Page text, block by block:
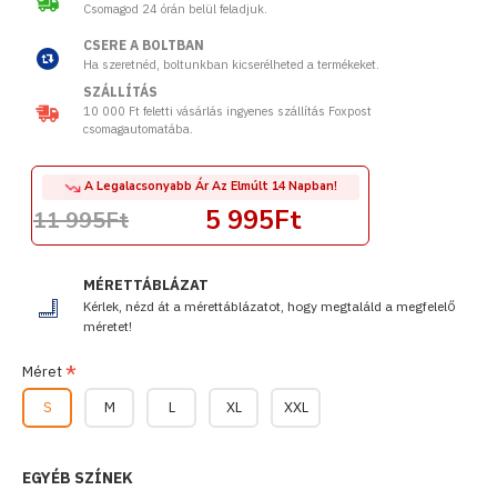
MÉRETTÁBLÁZAT
Kérlek, nézd át a mérettáblázatot, hogy megtaláld a megfelelő
méretet!
5 995Ft
A Legalacsonyabb Ár Az Elmúlt 14 Napban!
11 995Ft
Méret
S
M L XL XXL
EGYÉB SZÍNEK
Csomagod 24 órán belül feladjuk.
CSERE A BOLTBAN
Ha szeretnéd, boltunkban kicserélheted a termékeket.
SZÁLLÍTÁS
10 000 Ft feletti vásárlás ingyenes szállítás Foxpost
csomagautomatába.